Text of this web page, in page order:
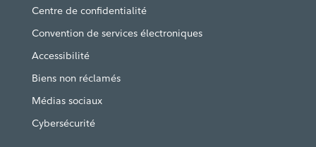
Centre de confidentialité
Convention de services électroniques
Accessibilité
Biens non réclamés
Médias sociaux
Cybersécurité